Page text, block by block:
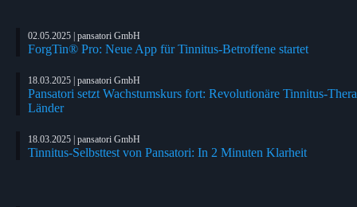
02.05.2025 | pansatori GmbH
ForgTin® Pro: Neue App für Tinnitus-Betroffene startet
18.03.2025 | pansatori GmbH
Pansatori setzt Wachstumskurs fort: Revolutionäre Tinnitus-
Länder
18.03.2025 | pansatori GmbH
Tinnitus-Selbsttest von Pansatori: In 2 Minuten Klarheit